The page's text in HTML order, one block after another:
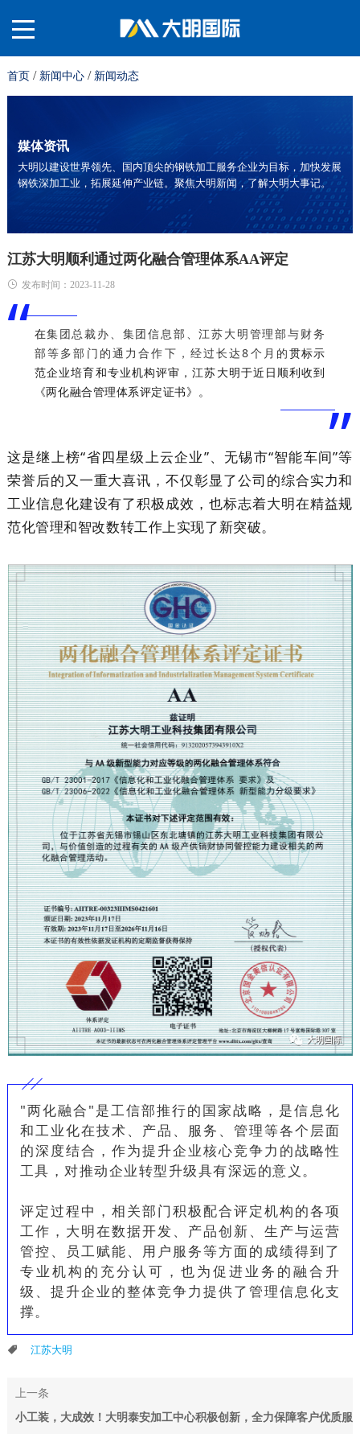
关
们
平
台
务
板
服
务
投
关
系
首页/ 新闻中心/ 新闻动态
媒体资讯
大明以建设世界领先、国内顶尖的钢铁加工服务企业为目标，加快发展
钢铁深加工业，拓展延伸产业链。聚焦大明新闻，了解大明大事记。
江苏大明顺利通过两化融合管理体系AA评定
发布时间：2023-11-28
“ 在集团总裁办 集团信息部、江苏大明管理部与财务
部等多部门的通力合作下 ，经过长达8个月的贯标示
范企业培育和专业机构评审，江苏大明于近日顺利收到
《两化融合管理体系评定证书》。
”
这是继上榜“省四星级上云企业”、无锡市“智能车间”等
荣誉后的又一重大喜讯，不仅彰显了公司的综合实力和
工业信息化建设有了积极成效，也标志着大明在精益规
范化管理和智改数转工作上实现了新突破。
"两化融合"是工信部推行的国家战略，是信息化
和工业化在技术、产品、服务、管理等各个层面
的深度结合，作为提升企业核心竞争力的战略性
工具，对推动企业转型升级具有深远的意义。
评定过程中，相关部门积极配合评定机构的各项
工作，大明在数据开发、产品创新、生产与运营
管控、员工赋能、用户服务等方面的成绩得到了
专业机构的充分认可，也为促进业务的融合升
级、提升企业的整体竞争力提供了管理信息化支
撑。
江苏大明
上一条
小工装，大成效！大明泰安加工中心积极创新，全力保障客户优质服